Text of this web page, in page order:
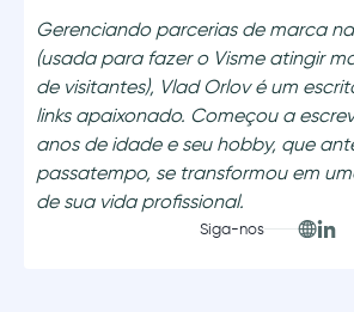
Gerenciando parcerias de marca
(usada para fazer o Visme atingir
de visitantes), Vlad Orlov é um
links apaixonado. Começou a
anos de idade e seu hobby, que
passatempo, se transformou em
de sua vida profissional.
Siga-nos